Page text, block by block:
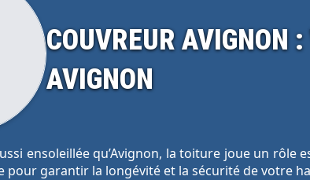
COUVREUR AVIGNON
AVIGNON
ensoleillée qu’Avignon, la toiture joue un
pour garantir la longévité et la sécurité de votre